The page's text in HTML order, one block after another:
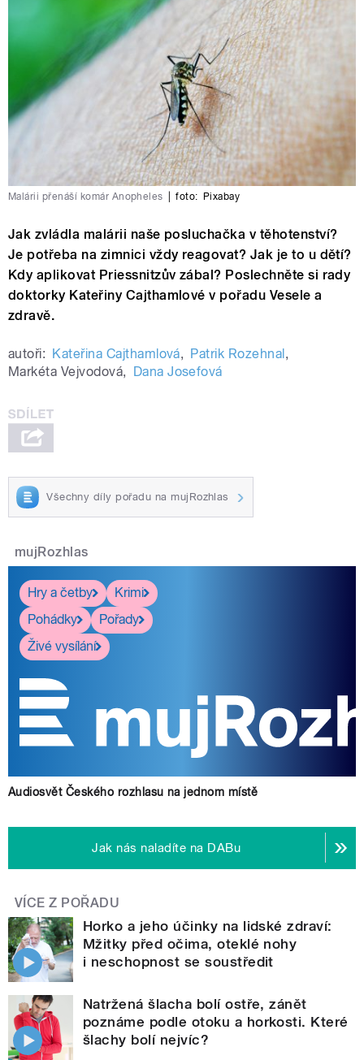
Malárii přenáší komár Anopheles foto: Pixabay
Jak zvládla malárii naše posluchačka v těhotenství?
Je potřeba na zimnici vždy reagovat? Jak je to u dětí?
Kdy aplikovat Priessnitzův zábal? Poslechněte si rady
doktorky Kateřiny Cajthamlové v pořadu Vesele a
zdravě.
autoři: Kateřina Cajthamlová, Patrik Rozehnal,
Markéta Vejvodová, Dana Josefová
Všechny díly pořadu na mujRozhlas
mujRozhlas
Hry a četby
Krimi
Pohádky
Pořady
Živé vysílání
Audiosvět Českého rozhlasu na jednom místě
Jak nás naladíte na DABu
VÍCE Z POŘADU
Horko a jeho účinky na lidské zdraví:
Mžitky před očima, oteklé nohy
i neschopnost se soustředit
Natržená šlacha bolí ostře, zánět
poznáme podle otoku a horkosti. Které
šlachy bolí nejvíc?